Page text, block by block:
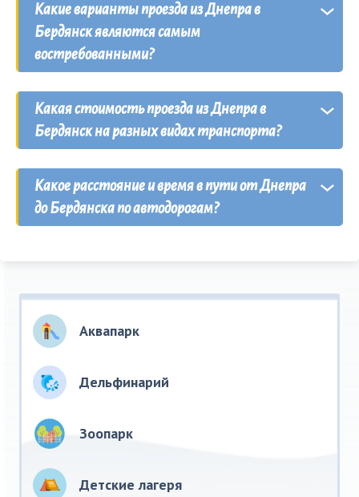
Какие варианты проезда из Днепра в
Бердянск являются самым
востребованными?
Самым востребованнымтранспортомиз
Днепра в Бердянски обратно являются
маршруткичастныхсезонных перевозчиков
Какая стоимость проезда из Днепра в
Бердянск на разных видах транспорта?
Сезонная маршрутка— от 300 гривен,
рейсовый автобус— от 220 гривен,поезд—
от 160 гривен,такси— от 2200 гривен.
Какое расстояние и время в пути от Днепра
до Бердянска по автодорогам?
Аквапарк
Дельфинарий
Зоопарк
Детские лагеря